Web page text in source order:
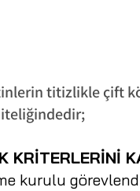
titizlikle çift
KRİTERLERİNİ
kurulu